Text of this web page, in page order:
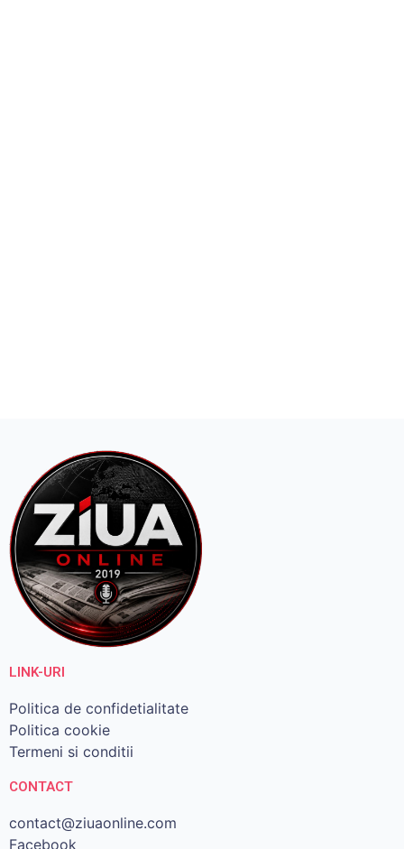
LINK-URI
Politica de confidetialitate
Politica cookie
Termeni si conditii
CONTACT
contact@ziuaonline.com
Facebook